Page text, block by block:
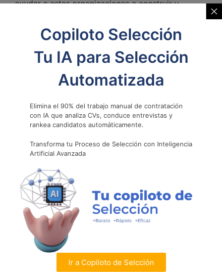
ayudar a estas organizaciones a construir y
efectiva en el ámbito tecnológico. Nuestro
enfoque se basa en destacar las oportunidades de
desarrollo, el ambiente de trabajo colaborativo y
la cultura de la innovación que ofrecen a los
profesionales de TI.
Proyectando la Marca
Empleadora hacia el
Mercado
• Estrategia de Comunicación
construido una sólida Marca Empleadora
internamente, es hora de proyectarla hacia el
mercado. Esto se logra a través de una estrategia
de comunicación clara y coherente. Esto incluye la
creación de contenido sobre la cultura de la
empresa, sus valores y las historias de los
Copiloto Selección
Tu IA para Selección
Automatizada
Elimina el 90% del trabajo manual de contratación
con IA que analiza CVs, conduce entrevistas y
rankea candidatos automáticamente.
Transforma tu Proceso de Selección con Inteligencia
Artificial Avanzada
Ir a Copiloto de Selcción